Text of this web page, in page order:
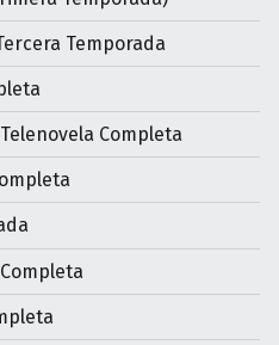
Temporada
Completa